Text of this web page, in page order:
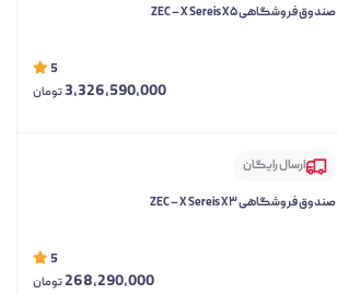
صندوق فروشگاهی ZEC – X Sereis X۵
5
3,326,590,000تومان
ارسال رایگان
صندوق فروشگاهی ZEC – X Sereis X۳
5
268,290,000تومان